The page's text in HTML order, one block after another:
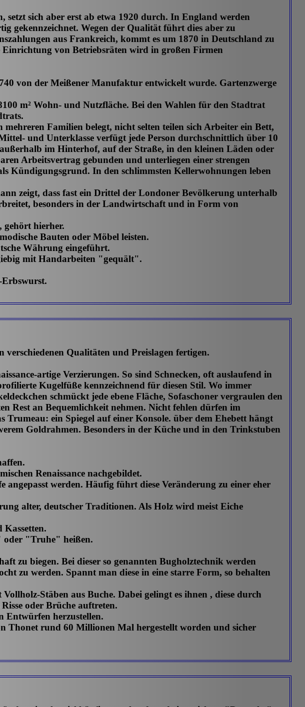
setzt sich aber erst ab etwa 1920 durch. In England werden
gekennzeichnet. Wegen der Qualität führt dies aber zu
aus Frankreich, kommt es um 1870 in Deutschland zu
Einrichtung von Betriebsräten wird in großen Firmen
von der Meißener Manufaktur entwickelt wurde. Gartenzwerge
m² Wohn- und Nutzfläche. Bei den Wahlen für den Stadtrat
Familien belegt, nicht selten teilen sich Arbeiter ein Bett,
und Unterklasse verfügt jede Person durchschnittlich über 10
im Hinterhof, auf der Straße, in den kleinen Läden oder
Arbeitsvertrag gebunden und unterliegen einer strengen
Kündigungsgrund. In den schlimmsten Kellerwohnungen leben
zeigt, dass fast ein Drittel der Londoner Bevölkerung unterhalb
besonders in der Landwirtschaft und in Form von
gehört hierher.
Bauten oder Möbel leisten.
Währung eingeführt.
mit Handarbeiten "gequält".
Qualitäten und Preislagen fertigen.
artige Verzierungen. So sind Schnecken, oft auslaufend in
Kugelfüße kennzeichnend für diesen Stil. Wo immer
schmückt jede ebene Fläche, Sofaschoner vergraulen den
Rest an Bequemlichkeit nehmen. Nicht fehlen dürfen im
ein Spiegel auf einer Konsole. über dem Ehebett hängt
Goldrahmen. Besonders in der Küche und in den Trinkstuben
Renaissance nachgebildet.
angepasst werden. Häufig führt diese Veränderung zu einer eher
alter, deutscher Traditionen. Als Holz wird meist Eiche
Kassetten.
oder "Truhe" heißen.
zu biegen. Bei dieser so genannten Bugholztechnik werden
zu werden. Spannt man diese in eine starre Form, so behalten
Stäben aus Buche. Dabei gelingt es ihnen , diese durch
oder Brüche auftreten.
Entwürfen herzustellen.
Thonet rund 60 Millionen Mal hergestellt worden und sicher